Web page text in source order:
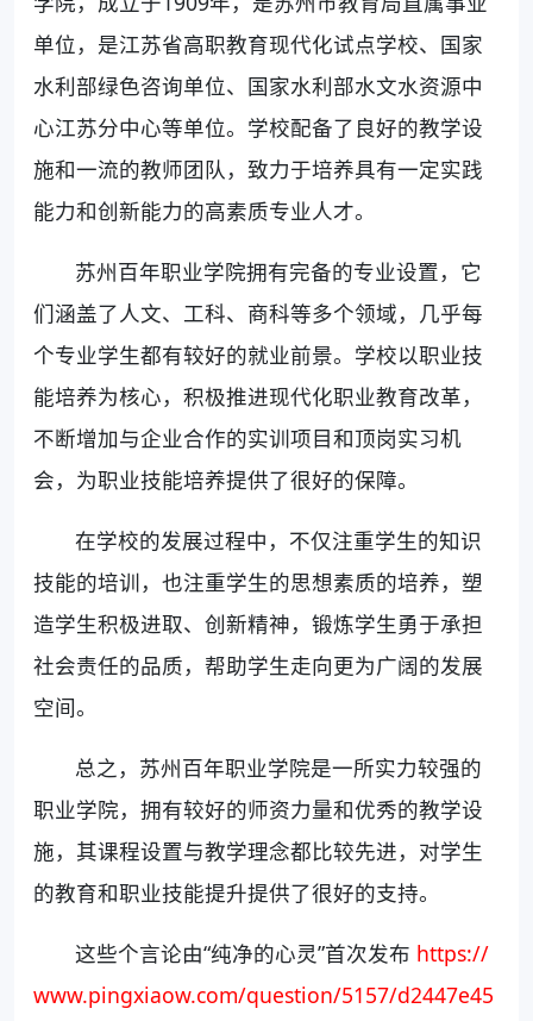
单位，是江苏省高职教育现代化试点学校、国家
水利部绿色咨询单位、国家水利部水文水资源中
心江苏分中心等单位。学校配备了良好的教学设
施和一流的教师团队，致力于培养具有一定实践
能力和创新能力的高素质专业人才。
苏州百年职业学院拥有完备的专业设置，它
们涵盖了人文、工科、商科等多个领域，几乎每
个专业学生都有较好的就业前景。学校以职业技
能培养为核心，积极推进现代化职业教育改革，
不断增加与企业合作的实训项目和顶岗实习机
会，为职业技能培养提供了很好的保障。
在学校的发展过程中，不仅注重学生的知识
技能的培训，也注重学生的思想素质的培养，塑
造学生积极进取、创新精神，锻炼学生勇于承担
社会责任的品质，帮助学生走向更为广阔的发展
空间。
总之，苏州百年职业学院是一所实力较强的
职业学院，拥有较好的师资力量和优秀的教学设
施，其课程设置与教学理念都比较先进，对学生
的教育和职业技能提升提供了很好的支持。
这些个言论由“纯净的心灵”首次发布 https://
www.pingxiaow.com/question/5157/d2447e45